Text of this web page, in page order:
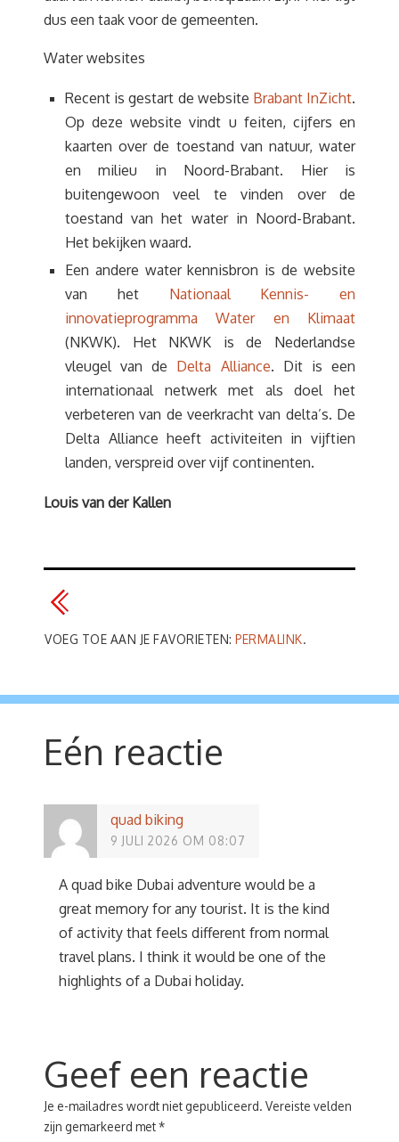
dus een taak voor de gemeenten.
Water websites
Recent is gestart de website Brabant InZicht.
Op deze website vindt u feiten, cijfers en
kaarten over de toestand van natuur, water
en milieu in Noord-Brabant. Hier is
buitengewoon veel te vinden over de
toestand van het water in Noord-Brabant.
Het bekijken waard.
Een andere water kennisbron is de website
van het Nationaal Kennis- en
innovatieprogramma Water en Klimaat
(NKWK). Het NKWK is de Nederlandse
vleugel van de Delta Alliance. Dit is een
internationaal netwerk met als doel het
verbeteren van de veerkracht van delta’s. De
Delta Alliance heeft activiteiten in vijftien
landen, verspreid over vijf continenten.
Louis van der Kallen
VOEG TOE AAN JE FAVORIETEN: PERMALINK.
Eén reactie
quad biking
9 JULI 2026 OM 08:07
A quad bike Dubai adventure would be a
great memory for any tourist. It is the kind
of activity that feels different from normal
travel plans. I think it would be one of the
highlights of a Dubai holiday.
Geef een reactie
Je e-mailadres wordt niet gepubliceerd. Vereiste velden
zijn gemarkeerd met*